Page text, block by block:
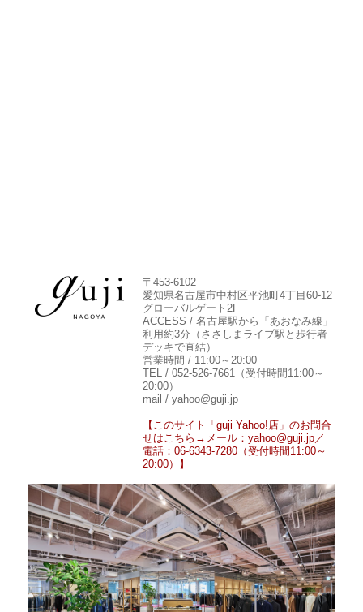
〒453-6102
愛知県名古屋市中村区平池町4丁目60-12
グローバルゲート2F
ACCESS / 名古屋駅から「あおなみ線」
利用約3分（ささしまライブ駅と歩行者
デッキで直結）
営業時間 / 11:00～20:00
TEL / 052-526-7661（受付時間11:00～
20:00）
mail / yahoo@guji.jp
【このサイト「guji Yahoo!店」のお問合
せはこちら→メール：yahoo@guji.jp／
電話：06-6343-7280（受付時間11:00～
20:00）】